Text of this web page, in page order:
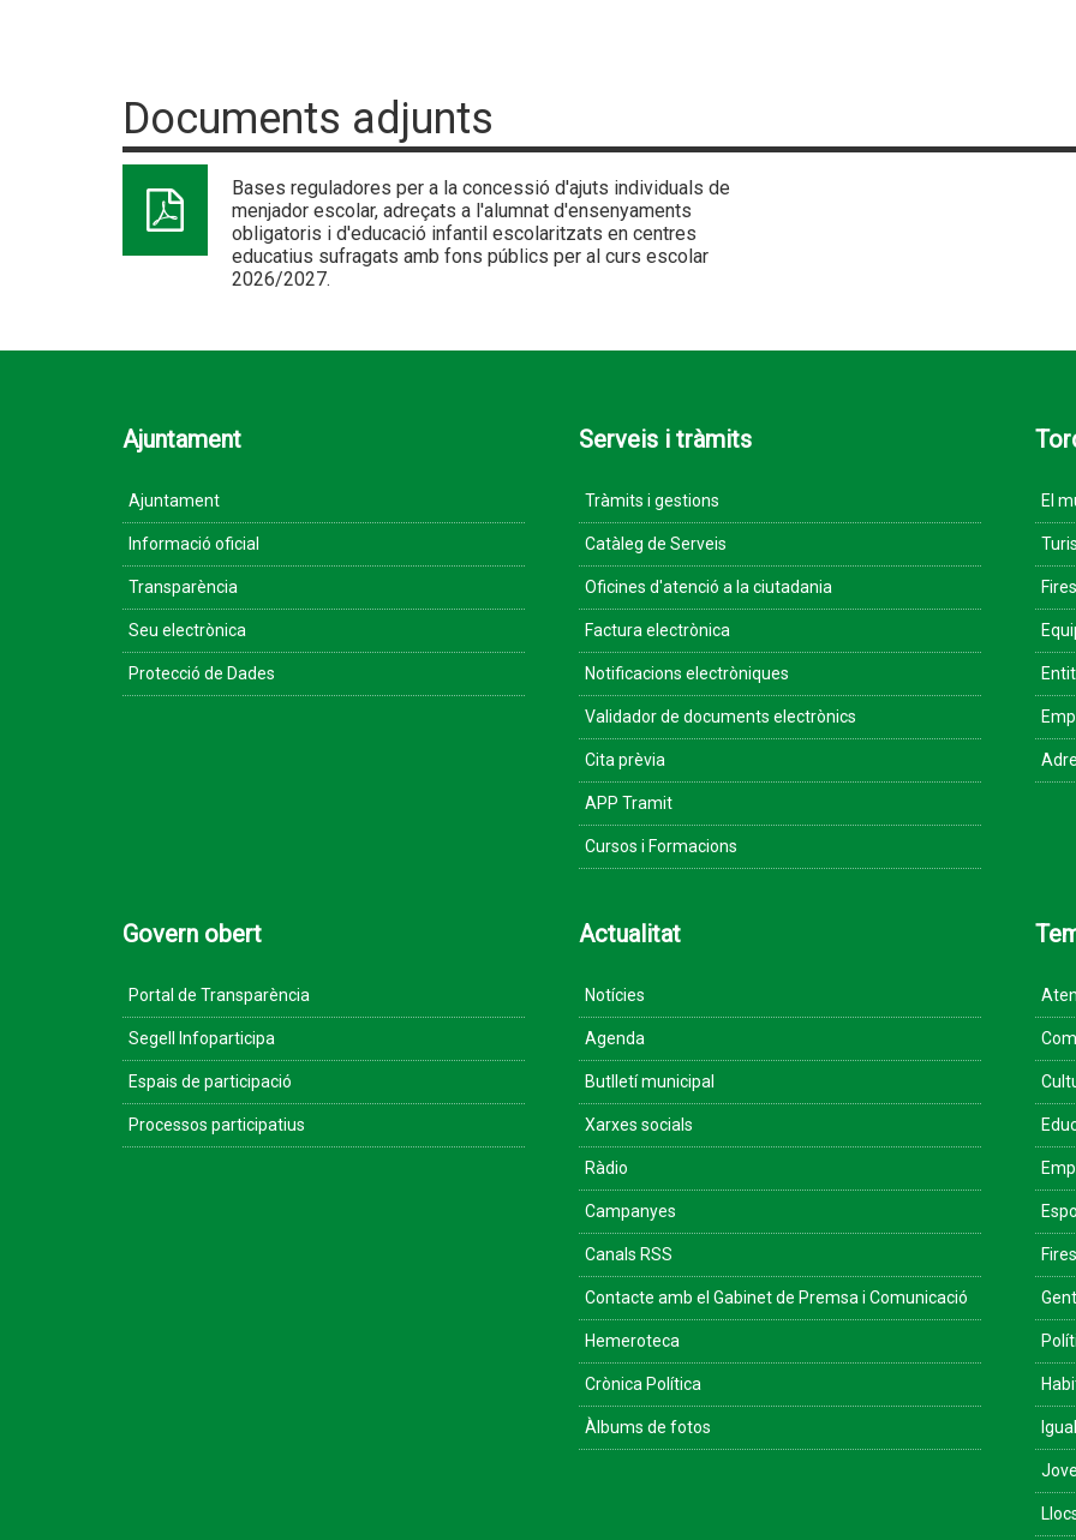
Documents adjunts
Bases reguladores per a la concessió d'ajuts individuals de
menjador escolar, adreçats a l'alumnat d'ensenyaments
obligatoris i d'educació infantil escolaritzats en centres
educatius sufragats amb fons públics per al curs escolar
2026/2027.
Ajuntament
Ajuntament
Informació oficial
Transparència
Seu electrònica
Protecció de Dades
Serveis i tràmits
Tràmits i gestions
Catàleg de Serveis
Oficines d'atenció a la ciutadania
Factura electrònica
Notificacions electròniques
Validador de documents electrònics
Cita prèvia
APP Tramit
Cursos i Formacions
El
Govern obert
Portal de Transparència
Segell Infoparticipa
Espais de participació
Processos participatius
Actualitat
Notícies
Agenda
Butlletí municipal
Xarxes socials
Ràdio
Campanyes
Canals RSS
Contacte amb el Gabinet de Premsa i Comunicació
Hemeroteca
Crònica Política
Àlbums de fotos